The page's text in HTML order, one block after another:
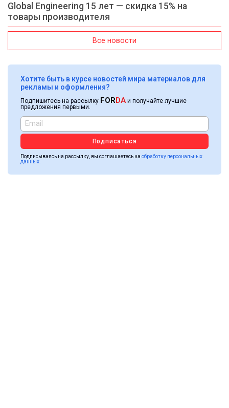
Global Engineering 15 лет — скидка 15% на
товары производителя
Все новости
Хотите быть в курсе новостей мира материалов для
рекламы и оформления?
Подпишитесь на рассылку FORDA и получайте лучшие
предложения первыми.
Подписаться
Подписываясь на рассылку, вы соглашаетесь на обработку персональных
данных.